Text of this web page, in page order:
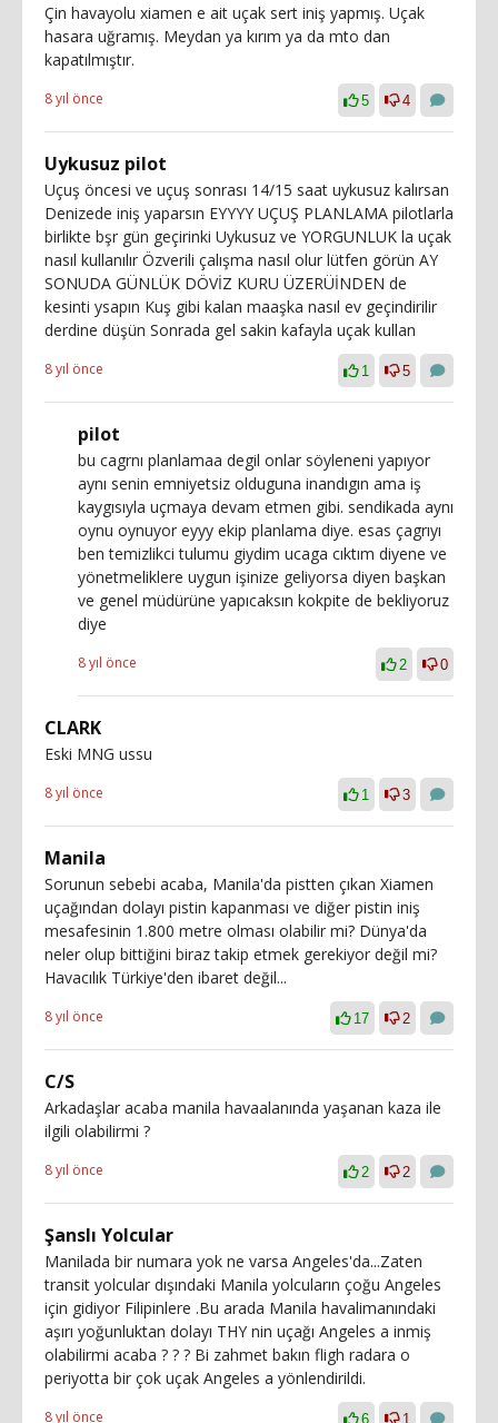
Çin havayolu xiamen e ait uçak sert iniş yapmış. Uçak
hasara uğramış. Meydan ya kırım ya da mto dan
kapatılmıştır.
8 yıl önce 5 4
Uykusuz pilot
Uçuş öncesi ve uçuş sonrası 14/15 saat uykusuz kalırsan
Denizede iniş yaparsın EYYYY UÇUŞ PLANLAMA pilotlarla
birlikte bşr gün geçirinki Uykusuz ve YORGUNLUK la uçak
nasıl kullanılır Özverili çalışma nasıl olur lütfen görün AY
SONUDA GÜNLÜK DÖVİZ KURU ÜZERÜİNDEN de
kesinti ysapın Kuş gibi kalan maaşka nasıl ev geçindirilir
derdine düşün Sonrada gel sakin kafayla uçak kullan
8 yıl önce 1 5
pilot
bu cagrnı planlamaa degil onlar söyleneni yapıyor
aynı senin emniyetsiz olduguna inandıgın ama iş
kaygısıyla uçmaya devam etmen gibi. sendikada aynı
oynu oynuyor eyyy ekip planlama diye. esas çagrıyı
ben temizlikci tulumu giydim ucaga cıktım diyene ve
yönetmeliklere uygun işinize geliyorsa diyen başkan
ve genel müdürüne yapıcaksın kokpite de bekliyoruz
diye
8 yıl önce 2 0
CLARK
Eski MNG ussu
8 yıl önce 1 3
Manila
Sorunun sebebi acaba, Manila'da pistten çıkan Xiamen
uçağından dolayı pistin kapanması ve diğer pistin iniş
mesafesinin 1.800 metre olması olabilir mi? Dünya'da
neler olup bittiğini biraz takip etmek gerekiyor değil mi?
Havacılık Türkiye'den ibaret değil...
8 yıl önce 17 2
C/S
Arkadaşlar acaba manila havaalanında yaşanan kaza ile
ilgili olabilirmi ?
8 yıl önce 2 2
Şanslı Yolcular
Manilada bir numara yok ne varsa Angeles'da...Zaten
transit yolcular dışındaki Manila yolcuların çoğu Angeles
için gidiyor Filipinlere .Bu arada Manila havalimanındaki
aşırı yoğunluktan dolayı THY nin uçağı Angeles a inmiş
olabilirmi acaba ? ? ? Bi zahmet bakın fligh radara o
periyotta bir çok uçak Angeles a yönlendirildi.
8 yıl önce 6 1